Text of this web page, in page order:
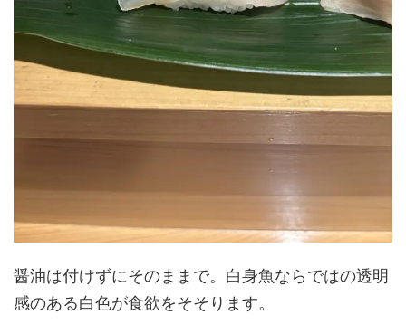
醤油は付けずにそのままで。白身魚ならではの透明
感のある白色が食欲をそそります。